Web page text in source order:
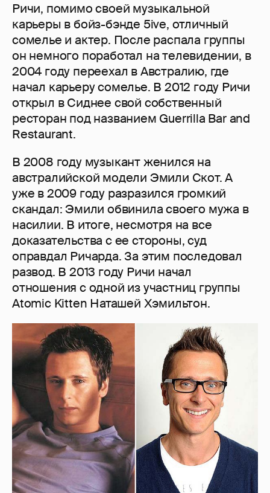
Ричи, помимо своей музыкальной
карьеры в бойз-бэнде 5ive, отличный
сомелье и актер. После распала группы
он немного поработал на телевидении, в
2004 году переехал в Австралию, где
начал карьеру сомелье. В 2012 году Ричи
открыл в Сиднее свой собственный
ресторан под названием Guerrilla Bar and
Restaurant.
В 2008 году музыкант женился на
австралийской модели Эмили Скот. А
уже в 2009 году разразился громкий
скандал: Эмили обвинила своего мужа в
насилии. В итоге, несмотря на все
доказательства с ее стороны, суд
оправдал Ричарда. За этим последовал
развод. В 2013 году Ричи начал
отношения с одной из участниц группы
Atomic Kitten Наташей Хэмильтон.